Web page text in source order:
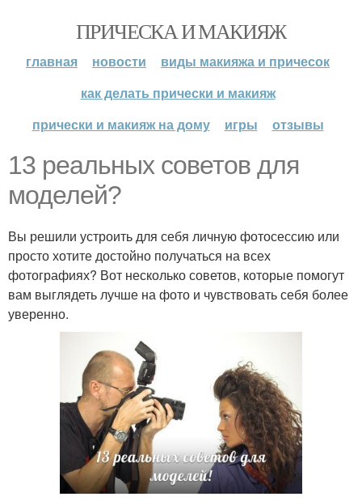
ПРИЧЕСКА И МАКИЯЖ
главная новости
виды макияжа и причесок
как делать прически и макияж
прически и макияж на дому
игры отзывы
13 реальных советов для
моделей?
Вы решили устроить для себя личную фотосессию или
просто хотите достойно получаться на всех
фотографиях? Вот несколько советов, которые помогут
вам выглядеть лучше на фото и чувствовать себя более
уверенно.